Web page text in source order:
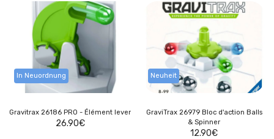
In Neuordnung
Gravitrax 26186 PRO - Élément lever
26.90€
Neuheit
GraviTrax 26979 Bloc d'action Balls
& Spinner
12.90€